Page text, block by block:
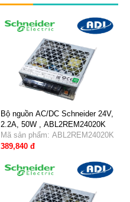
Bộ nguồn AC/DC Schneider 24V,
2.2A, 50W , ABL2REM24020K
Mã sản phẩm: ABL2REM24020K
389,840 đ